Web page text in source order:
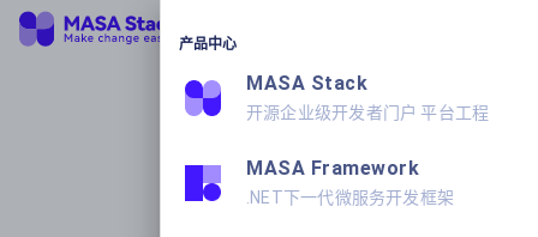
产品中心
MASA Stack
开源企业级开发者门户 平台工程
MASA Framework
.NET下一代微服务开发框架